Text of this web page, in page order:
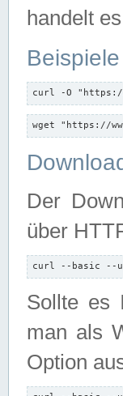
handelt
curl -O "https://
wget "https://
Der
über
curl --basic --
Sollte es
man als
Option